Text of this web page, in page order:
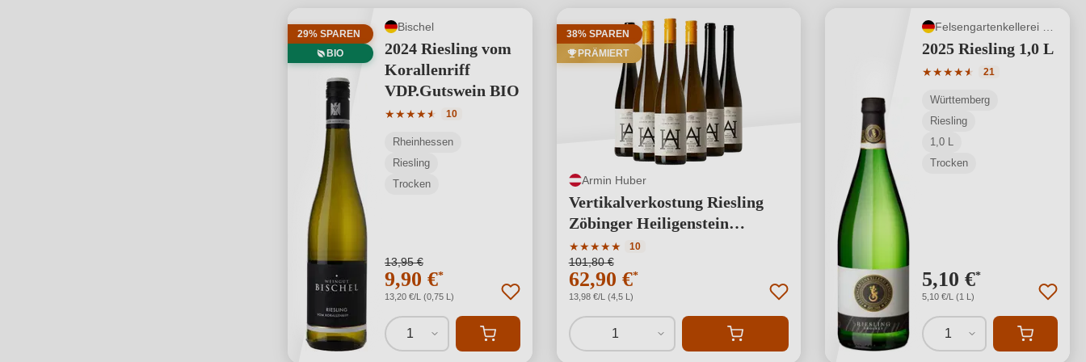
29% SPAREN
BIO
Bischel
2024 Riesling vom
Korallenriff
VDP.Gutswein BIO
★★★★★
★
Durchschnittliche Bewertung von 4.8 von 5 Sternen
10
Rheinhessen
Riesling
Trocken
13,95 €
9,90 €*
13,20 €/L (0,75 L)
1
38% SPAREN
PRÄMIERT
Armin Huber
Vertikalverkostung Riesling
Zöbinger Heiligenstein
Kamptal DAC / 6 verschiedene
Jahrgänge
★★★★★
Durchschnittliche Bewertung von 5 von 5 Sternen
10
101,80 €
62,90 €*
13,98 €/L (4,5 L)
1
2025 Riesling 1,0 L
★★★★★
★
Durchschnittliche
21
Württemberg
Riesling
1,0 L
Trocken
5,10 €*
5,10 €/L (1 L)
1